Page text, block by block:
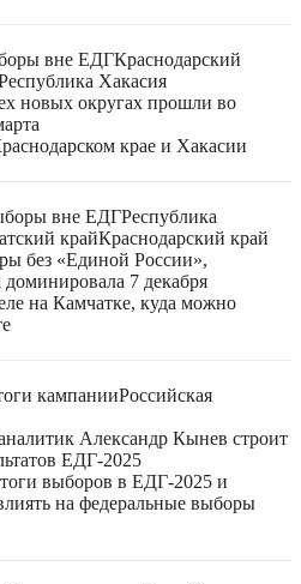
вне ЕДГКраснодарский
Хакасия
новых округах прошли во
крае и Хакасии
вне ЕДГРеспублика
крайКраснодарский край
без «Единой России»,
7 декабря
на Камчатке, куда можно
кампанииРоссийская
Александр Кынев строит
ЕДГ-2025
выборов в ЕДГ-2025 и
на федеральные выборы